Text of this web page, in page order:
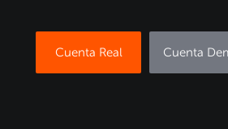
Cuenta Real Cuenta